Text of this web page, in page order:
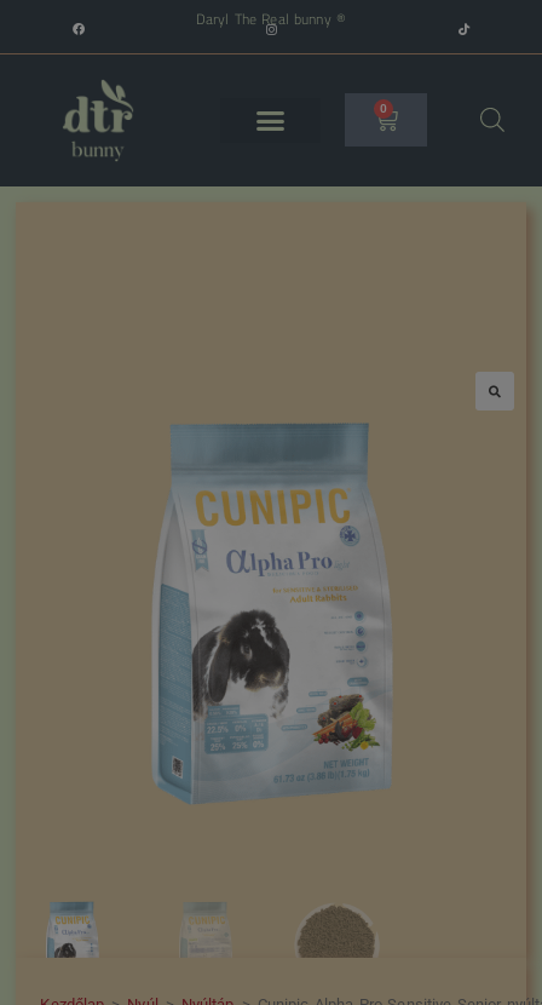
Daryl The Real bunny ®
0